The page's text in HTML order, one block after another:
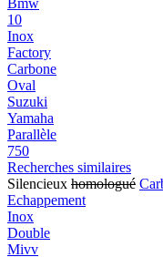
10
Inox
Factory
Carbone
Oval
Suzuki
Yamaha
Parallèle
750
Recherches similaires
Silencieux homologué
Echappement
Inox
Double
Mivv